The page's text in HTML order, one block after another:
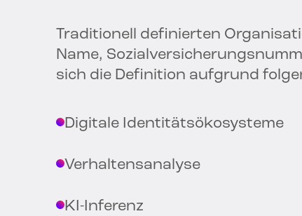
Traditionell definierten
Name,
sich die Definition aufgrund
Digitale Identitätsökosysteme
Verhaltensanalyse
KI-Inferenz